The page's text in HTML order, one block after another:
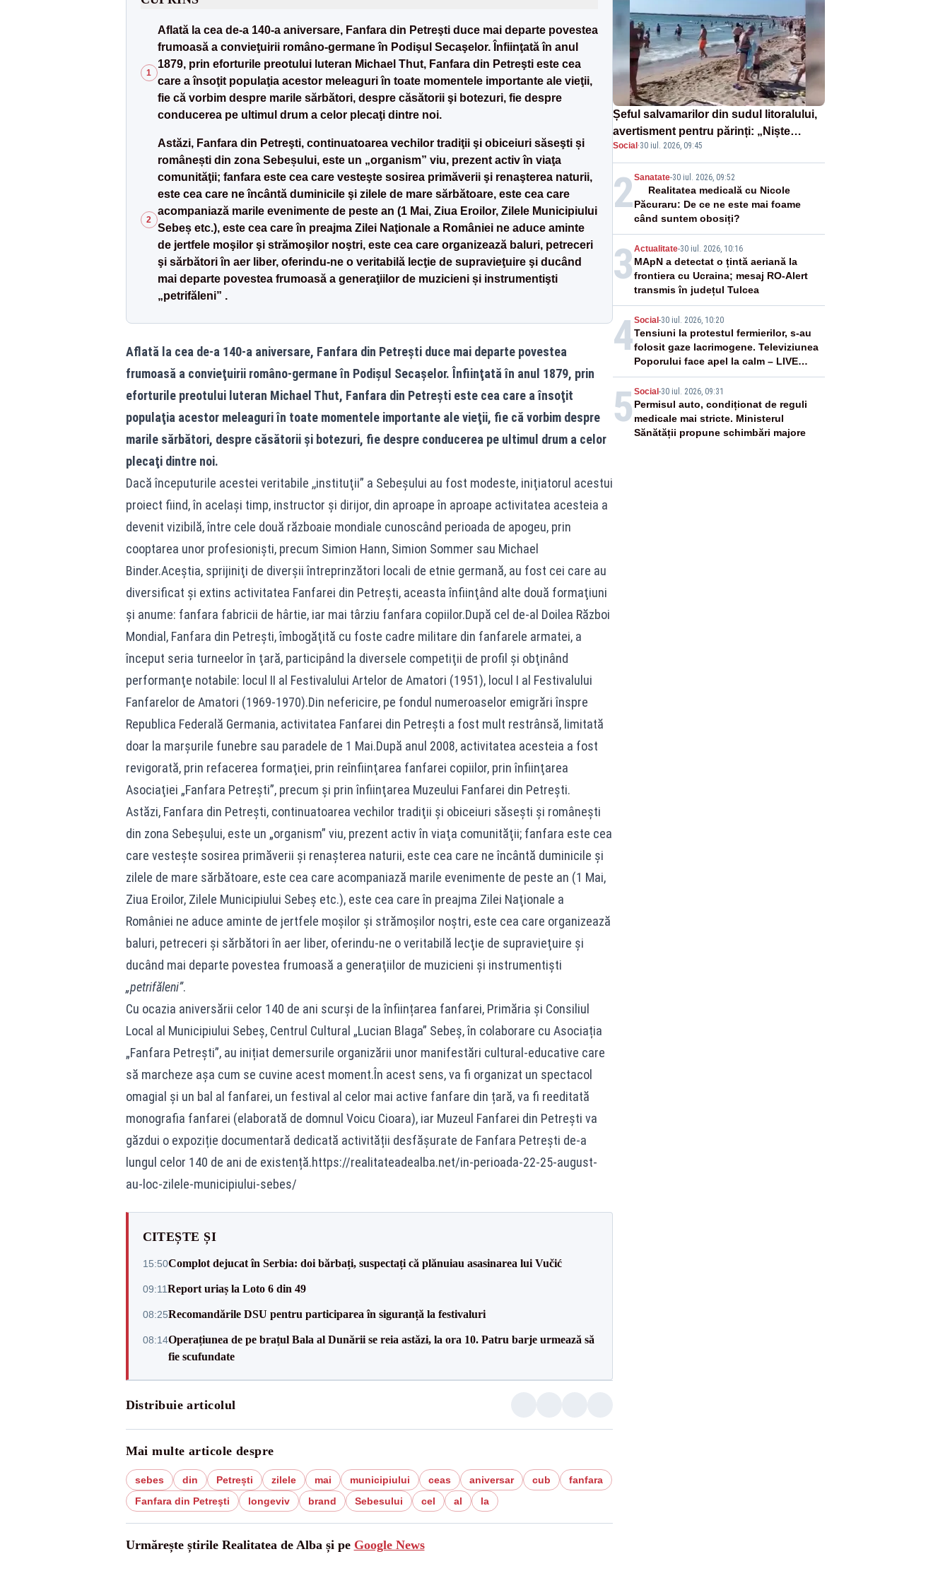
1
Aflată la cea de-a 140-a aniversare, Fanfara din Petreşti duce mai departe povestea
frumoasă a convieţuirii româno-germane în Podişul Secaşelor. Înfiinţată în anul
1879, prin eforturile preotului luteran Michael Thut, Fanfara din Petreşti este cea
care a însoţit populaţia acestor meleaguri în toate momentele importante ale vieţii,
fie că vorbim despre marile sărbători, despre căsătorii şi botezuri, fie despre
conducerea pe ultimul drum a celor plecaţi dintre noi.
2
Astăzi, Fanfara din Petreşti, continuatoarea vechilor tradiţii şi obiceiuri săseşti și
românești din zona Sebeșului, este un „organism” viu, prezent activ în viaţa
comunităţii; fanfara este cea care vesteşte sosirea primăverii şi renaşterea naturii,
este cea care ne încântă duminicile şi zilele de mare sărbătoare, este cea care
acompaniază marile evenimente de peste an (1 Mai, Ziua Eroilor, Zilele Municipiului
Sebeș etc.), este cea care în preajma Zilei Naţionale a României ne aduce aminte
de jertfele moşilor şi strămoşilor noştri, este cea care organizează baluri, petreceri
şi sărbători în aer liber, oferindu-ne o veritabilă lecţie de supravieţuire şi ducând
mai departe povestea frumoasă a generaţiilor de muzicieni și instrumentişti
„petrifăleni” .
Aflată la cea de-a 140-a aniversare, Fanfara din Petreşti duce mai departe povestea
frumoasă a convieţuirii româno-germane în Podişul Secaşelor. Înfiinţată în anul 1879, prin
eforturile preotului luteran Michael Thut, Fanfara din Petreşti este cea care a însoţit
populaţia acestor meleaguri în toate momentele importante ale vieţii, fie că vorbim despre
marile sărbători, despre căsătorii şi botezuri, fie despre conducerea pe ultimul drum a celor
plecaţi dintre noi.
Dacă începuturile acestei veritabile ,,instituţii” a Sebeşului au fost modeste, iniţiatorul acestui
proiect fiind, în acelaşi timp, instructor şi dirijor, din aproape în aproape activitatea acesteia a
devenit vizibilă, între cele două războaie mondiale cunoscând perioada de apogeu, prin
cooptarea unor profesionişti, precum Simion Hann, Simion Sommer sau Michael
Binder.Aceştia, sprijiniţi de diverşii întreprinzători locali de etnie germană, au fost cei care au
diversificat şi extins activitatea Fanfarei din Petreşti, aceasta înfiinţând alte două formaţiuni
şi anume: fanfara fabricii de hârtie, iar mai târziu fanfara copiilor.După cel de-al Doilea Război
Mondial, Fanfara din Petreşti, îmbogăţită cu foste cadre militare din fanfarele armatei, a
început seria turneelor în ţară, participând la diversele competiţii de profil şi obţinând
performanţe notabile: locul II al Festivalului Artelor de Amatori (1951), locul I al Festivalului
Fanfarelor de Amatori (1969-1970).Din nefericire, pe fondul numeroaselor emigrări înspre
Republica Federală Germania, activitatea Fanfarei din Petreşti a fost mult restrânsă, limitată
doar la marşurile funebre sau paradele de 1 Mai.După anul 2008, activitatea acesteia a fost
revigorată, prin refacerea formaţiei, prin reînfiinţarea fanfarei copiilor, prin înfiinţarea
Asociaţiei „Fanfara Petreşti”, precum şi prin înfiinţarea Muzeului Fanfarei din Petreşti.
Astăzi, Fanfara din Petreşti, continuatoarea vechilor tradiţii şi obiceiuri săseşti și românești
din zona Sebeșului, este un „organism” viu, prezent activ în viaţa comunităţii; fanfara este cea
care vesteşte sosirea primăverii şi renaşterea naturii, este cea care ne încântă duminicile şi
zilele de mare sărbătoare, este cea care acompaniază marile evenimente de peste an (1 Mai,
Ziua Eroilor, Zilele Municipiului Sebeș etc.), este cea care în preajma Zilei Naţionale a
României ne aduce aminte de jertfele moşilor şi strămoşilor noştri, este cea care organizează
baluri, petreceri şi sărbători în aer liber, oferindu-ne o veritabilă lecţie de supravieţuire şi
ducând mai departe povestea frumoasă a generaţiilor de muzicieni și instrumentişti
„petrifăleni”.
Cu ocazia aniversării celor 140 de ani scurși de la înființarea fanfarei, Primăria și Consiliul
Local al Municipiului Sebeș, Centrul Cultural „Lucian Blaga” Sebeș, în colaborare cu Asociația
„Fanfara Petrești”, au inițiat demersurile organizării unor manifestări cultural-educative care
să marcheze așa cum se cuvine acest moment.În acest sens, va fi organizat un spectacol
omagial și un bal al fanfarei, un festival al celor mai active fanfare din țară, va fi reeditată
monografia fanfarei (elaborată de domnul Voicu Cioara), iar Muzeul Fanfarei din Petrești va
găzdui o expoziție documentară dedicată activității desfășurate de Fanfara Petrești de-a
lungul celor 140 de ani de existență.https://realitateadealba.net/in-perioada-22-25-august-
au-loc-zilele-municipiului-sebes/
CITEȘTE ȘI
15:50Complot dejucat în Serbia: doi bărbați, suspectați că plănuiau asasinarea lui Vučić
09:11Report uriaș la Loto 6 din 49
08:25Recomandările DSU pentru participarea în siguranță la festivaluri
08:14Operațiunea de pe brațul Bala al Dunării se reia astăzi, la ora 10. Patru barje urmează să
fie scufundate
Distribuie articolul
Mai multe articole despre
sebes din Petrești zilele mai municipiului ceas aniversar cub
fanfara
Fanfara din Petreşti
longeviv brand Sebesului cel al la
Urmărește știrile Realitatea de Alba și pe Google News
Șeful salvamarilor din sudul litoralului,
avertisment pentru părinți: „Niște
cursuri de înot la piscină nu sunt
suficiente”
Social ·30 iul. 2026, 09:45
2Sanatate-30 iul. 2026, 09:52
Realitatea medicală cu Nicole
Păcuraru: De ce ne este mai foame
când suntem obosiți?
3 Actualitate-30 iul. 2026, 10:16
MApN a detectat o țintă aeriană la
frontiera cu Ucraina; mesaj RO-Alert
transmis în județul Tulcea
4Social -30 iul. 2026, 10:20
Tensiuni la protestul fermierilor, s-au
folosit gaze lacrimogene. Televiziunea
Poporului face apel la calm – LIVE
TEXT
5 Social -30 iul. 2026, 09:31
Permisul auto, condiționat de reguli
medicale mai stricte. Ministerul
Sănătății propune schimbări majore